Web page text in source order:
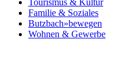
Familie & Soziales
Butzbach»bewegen
Wohnen & Gewerbe